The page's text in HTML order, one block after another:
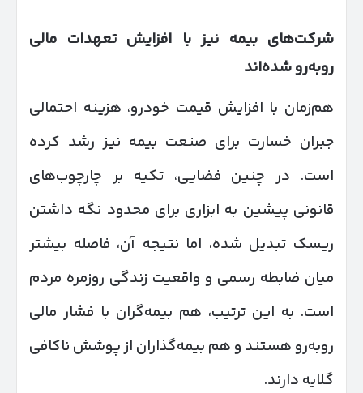
شرکت‌های بیمه نیز با افزایش تعهدات مالی
روبه‌رو شده‌اند
هم‌زمان با افزایش قیمت خودرو، هزینه احتمالی
جبران خسارت برای صنعت بیمه نیز رشد کرده
است. در چنین فضایی، تکیه بر چارچوب‌های
قانونی پیشین به ابزاری برای محدود نگه داشتن
ریسک تبدیل شده، اما نتیجه آن، فاصله بیشتر
میان ضابطه رسمی و واقعیت زندگی روزمره مردم
است. به این ترتیب، هم بیمه‌گران با فشار مالی
روبه‌رو هستند و هم بیمه‌گذاران از پوشش ناکافی
گلایه دارند.